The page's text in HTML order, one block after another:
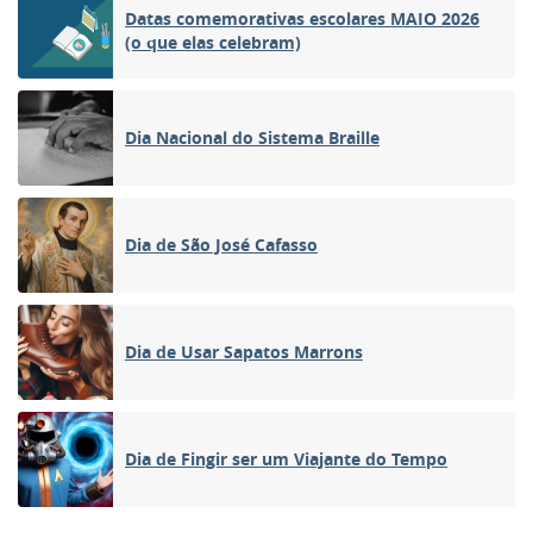
Datas comemorativas escolares MAIO 2026
(o que elas celebram)
Dia Nacional do Sistema Braille
Dia de São José Cafasso
Dia de Usar Sapatos Marrons
Dia de Fingir ser um Viajante do Tempo